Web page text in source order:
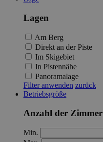
Lagen
Am Berg
Direkt an der Piste
Im Skigebiet
In Pistennähe
Panoramalage
Filter anwenden zurück
Betriebsgröße
Anzahl der Zimmer
Min.